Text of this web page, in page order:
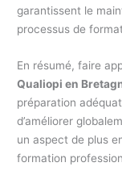
garantissent le
processus de
En résumé, faire
Qualiopi en
préparation
d’améliorer
un aspect de plus
formation